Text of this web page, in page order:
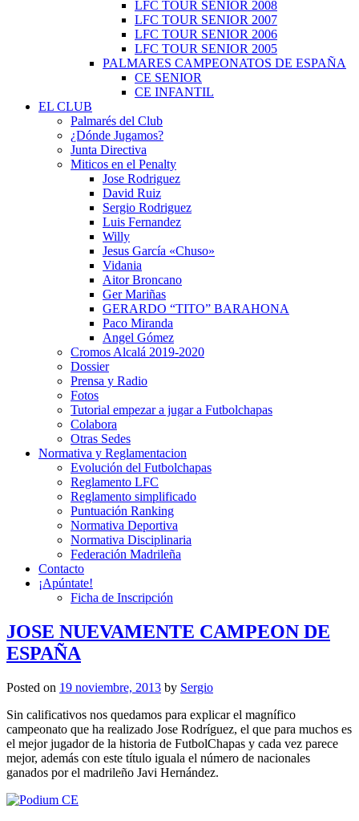
LFC TOUR SENIOR 2008
LFC TOUR SENIOR 2007
LFC TOUR SENIOR 2006
LFC TOUR SENIOR 2005
PALMARES CAMPEONATOS DE ESPAÑA
CE SENIOR
CE INFANTIL
EL CLUB
Palmarés del Club
¿Dónde Jugamos?
Junta Directiva
Miticos en el Penalty
Jose Rodriguez
David Ruiz
Sergio Rodriguez
Luis Fernandez
Willy
Jesus García «Chuso»
Vidania
Aitor Broncano
Ger Mariñas
GERARDO “TITO” BARAHONA
Paco Miranda
Angel Gómez
Cromos Alcalá 2019-2020
Dossier
Prensa y Radio
Fotos
Tutorial empezar a jugar a Futbolchapas
Colabora
Otras Sedes
Normativa y Reglamentacion
Evolución del Futbolchapas
Reglamento LFC
Reglamento simplificado
Puntuación Ranking
Normativa Deportiva
Normativa Disciplinaria
Federación Madrileña
Contacto
¡Apúntate!
Ficha de Inscripción
JOSE NUEVAMENTE CAMPEON DE
ESPAÑA
Posted on 19 noviembre, 2013 by Sergio
Sin calificativos nos quedamos para explicar el magnífico
campeonato que ha realizado Jose Rodríguez, el que para muchos es
el mejor jugador de la historia de FutbolChapas y cada vez parece
mejor, además con este título iguala el número de nacionales
ganados por el madrileño Javi Hernández.